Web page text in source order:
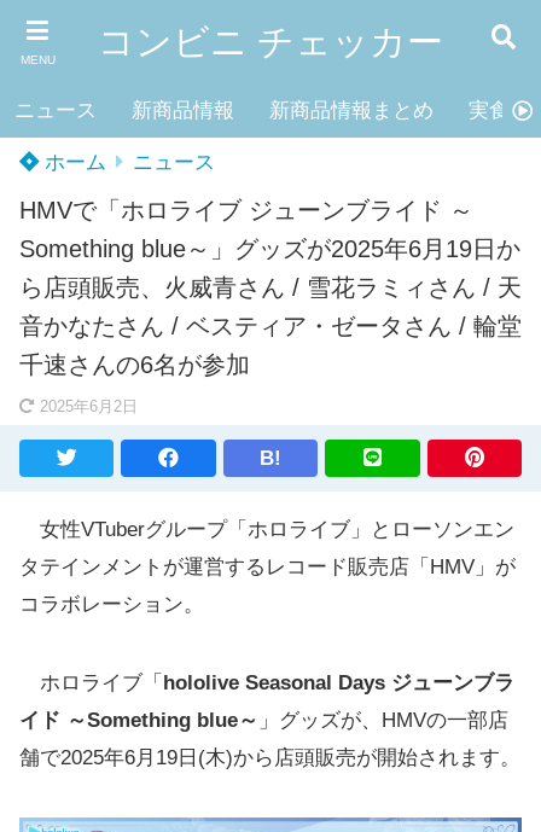
MENU コンビニ チェッカー
ニュース 新商品情報 新商品情報まとめ 実食レ
ホーム ニュース
HMVで「ホロライブ ジューンブライド ～
Something blue～」グッズが2025年6月19日か
ら店頭販売、火威青さん / 雪花ラミィさん / 天
音かなたさん / ベスティア・ゼータさん / 輪堂
千速さんの6名が参加
2025年6月2日
B!
女性VTuberグループ「ホロライブ」とローソンエン
タテインメントが運営するレコード販売店「HMV」が
コラボレーション。
ホロライブ「 hololive Seasonal Days ジューンブラ
イド ～Something blue～ 」グッズが、HMVの一部店
舗で2025年6月19日(木)から店頭販売が開始されます。